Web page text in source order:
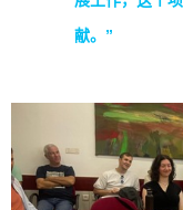
献。”